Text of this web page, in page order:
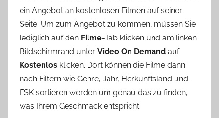
ein Angebot an kostenlosen Filmen auf seiner
Seite. Um zum Angebot zu kommen, müssen Sie
lediglich auf den Filme-Tab klicken und am linken
Bildschirmrand unter Video On Demand auf
Kostenlos klicken. Dort können die Filme dann
nach Filtern wie Genre, Jahr, Herkunftsland und
FSK sortieren werden um genau das zu finden,
was Ihrem Geschmack entspricht.